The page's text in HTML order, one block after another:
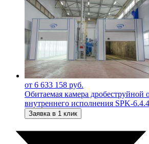
от 6 633 158 руб.
Обитаемая камера дробеструйной
внутреннего исполнения SPK-
Заявка в 1 клик